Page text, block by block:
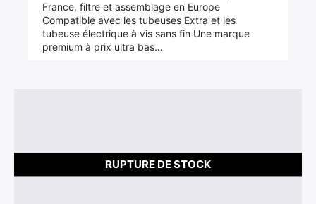
France, filtre et assemblage en Europe
Compatible avec les tubeuses Extra et les
tubeuse électrique à vis sans fin Une marque
premium à prix ultra bas…
RUPTURE DE STOCK